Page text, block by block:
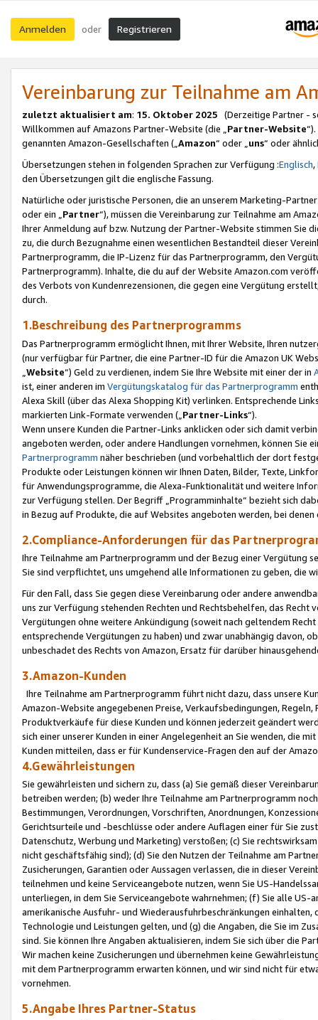
Anmelden oder Registrieren
Vereinbarung zur Teilnahme am
zuletzt aktualisiert am: 15. Oktober 2025 (Derzeitige Partner -
Willkommen auf Amazons Partner-Website (die „Partner-Website
genannten Amazon-Gesellschaften („Amazon“ oder „uns“ oder
Übersetzungen stehen in folgenden Sprachen zur Verfügung :Englisch,
den Übersetzungen gilt die englische Fassung.
Natürliche oder juristische Personen, die an unserem Marketing-
oder ein „Partner“), müssen die Vereinbarung zur Teilnahme am
Ihrer Anmeldung auf bzw. Nutzung der Partner-Website stimmen Sie
zu, die durch Bezugnahme einen wesentlichen Bestandteil dieser
Partnerprogramm, die IP-Lizenz für das Partnerprogramm, den
Partnerprogramm). Inhalte, die du auf der Website Amazon.com
des Verbots von Kundenrezensionen, die gegen eine Vergütung
durch.
1.Beschreibung des Partnerprogramms
Das Partnerprogramm ermöglicht Ihnen, mit Ihrer Website, Ihren
(nur verfügbar für Partner, die eine Partner-ID für die Amazon UK
Website“) Geld zu verdienen, indem Sie Ihre Website mit einer der in
ist, einer anderen im Vergütungskatalog für das Partnerprogramm
Alexa Skill (über das Alexa Shopping Kit) verlinken. Entsprechende
markierten Link-Formate verwenden („ Partner-Links“).
Wenn unsere Kunden die Partner-Links anklicken oder sich damit
angeboten werden, oder andere Handlungen vornehmen, können Sie
Partnerprogramm näher beschrieben (und vorbehaltlich der dort
Produkte oder Leistungen können wir Ihnen Daten, Bilder, Texte,
für Anwendungsprogramme, die Alexa-Funktionalität und weitere
zur Verfügung stellen. Der Begriff „Programminhalte“ bezieht sich
in Bezug auf Produkte, die auf Websites angeboten werden, bei
2.Compliance-Anforderungen für das
Ihre Teilnahme am Partnerprogramm und der Bezug einer Vergütung
Sie sind verpflichtet, uns umgehend alle Informationen zu geben, die
Für den Fall, dass Sie gegen diese Vereinbarung oder andere
uns zur Verfügung stehenden Rechten und Rechtsbehelfen, das
Vergütungen ohne weitere Ankündigung (soweit nach geltendem
entsprechende Vergütungen zu haben) und zwar unabhängig davon,
unbeschadet des Rechts von Amazon, Ersatz für darüber
3.Amazon-Kunden
Ihre Teilnahme am Partnerprogramm führt nicht dazu, dass unsere
Amazon-Website angegebenen Preise, Verkaufsbedingungen,
Produktverkäufe für diese Kunden und können jederzeit geändert
sich einer unserer Kunden in einer Angelegenheit an Sie wenden, die
Kunden mitteilen, dass er für Kundenservice-Fragen den auf der
4.Gewährleistungen
Sie gewährleisten und sichern zu, dass (a) Sie gemäß dieser
betreiben werden; (b) weder Ihre Teilnahme am Partnerprogramm
Bestimmungen, Verordnungen, Vorschriften, Anordnungen,
Gerichtsurteile und -beschlüsse oder andere Auflagen einer für Sie
Datenschutz, Werbung und Marketing) verstoßen; (c) Sie
nicht geschäftsfähig sind); (d) Sie den Nutzen der Teilnahme am
Zusicherungen, Garantien oder Aussagen verlassen, die in dieser
teilnehmen und keine Serviceangebote nutzen, wenn Sie US-
unterliegen, in dem Sie Serviceangebote wahrnehmen; (f) Sie alle
amerikanische Ausfuhr- und Wiederausfuhrbeschränkungen
Technologie und Leistungen gelten, und (g) die Angaben, die Sie im
sind. Sie können Ihre Angaben aktualisieren, indem Sie sich über die
Wir machen keine Zusicherungen und übernehmen keine
mit dem Partnerprogramm erwarten können, und wir sind nicht für
vornehmen.
5.Angabe Ihres Partner-Status